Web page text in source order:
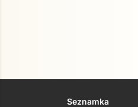
Seznamka